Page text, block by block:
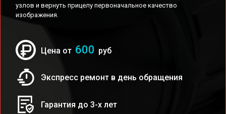
узлов и вернуть прицелу первоначальное качество
изображения.
Цена от 600 руб
Экспресс ремонт в день обращения
Гарантия до 3-х лет